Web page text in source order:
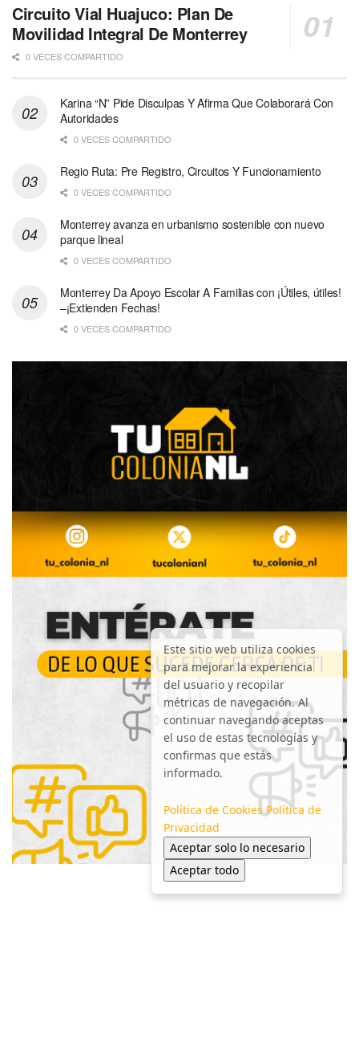
Circuito Vial Huajuco: Plan De
Movilidad Integral De Monterrey
0 VECES COMPARTIDO
Karina “N” Pide Disculpas Y Afirma Que Colaborará Con
Autoridades
0 VECES COMPARTIDO
Regio Ruta: Pre Registro, Circuitos Y Funcionamiento
0 VECES COMPARTIDO
Monterrey avanza en urbanismo sostenible con nuevo
parque lineal
0 VECES COMPARTIDO
Monterrey Da Apoyo Escolar A Familias con ¡Útiles, útiles!
–¡Extienden Fechas!
0 VECES COMPARTIDO
Este sitio web utiliza cookies
para mejorar la experiencia
del usuario y recopilar
métricas de navegación. Al
continuar navegando aceptas
el uso de estas tecnologías y
confirmas que estás
informado.
Política de Cookies Política de
Privacidad
Aceptar solo lo necesario
Aceptar todo